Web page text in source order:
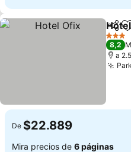
3
8,2
a
De $22.889
Mira precios de 6 páginas